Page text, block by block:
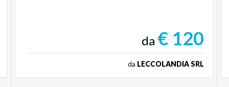
da € 120
da LECCOLANDIA SRL